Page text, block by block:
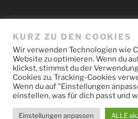
NEUESTE KOMMENTARE
Datenschutz/Impressum Stolz
KURZ ZU DEN COOKIES
Wir verwenden Technologien wie
Website zu optimieren. Wenn du
klickst, stimmst du der
Cookies zu. Tracking-Cookies
Wenn du auf "Einstellungen
einstellen, was für dich passt und
Einstellungen anpassen ALLE